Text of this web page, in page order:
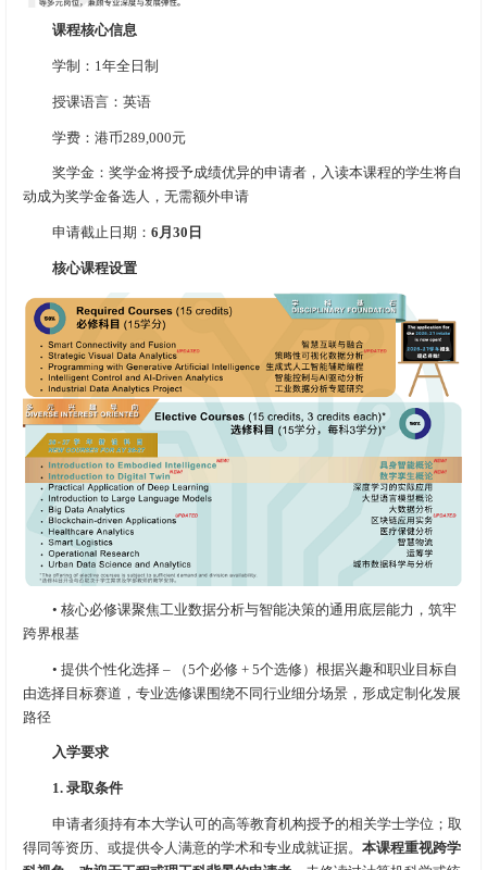
课程核心信息
学制：1年全日制
授课语言：英语
学费：港币289,000元
奖学金：奖学金将授予成绩优异的申请者，入读本课程的学生将自
动成为奖学金备选人，无需额外申请
申请截止日期： 6月30日
核心课程设置
• 核心必修课聚焦工业数据分析与智能决策的通用底层能力，筑牢
跨界根基
• 提供个性化选择 – （5个必修 + 5个选修）根据兴趣和职业目标自
由选择目标赛道，专业选修课围绕不同行业细分场景，形成定制化发展
路径
入学要求
1. 录取条件
申请者须持有本大学认可的高等教育机构授予的相关学士学位；取
得同等资历、或提供令人满意的学术和专业成就证据。 本课程重视跨学